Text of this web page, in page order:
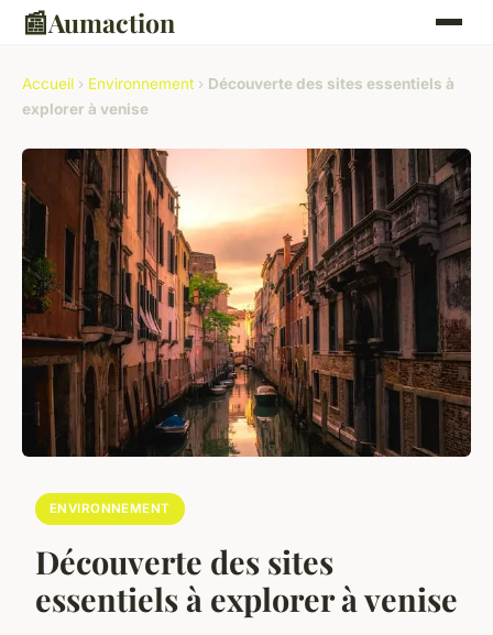
📰Aumaction
Accueil › Environnement › Découverte des sites essentiels à
explorer à venise
ENVIRONNEMENT
Découverte des sites
essentiels à explorer à venise